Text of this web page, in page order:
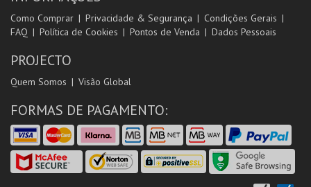
Como Comprar Privacidade & Segurança
Condições Gerais
FAQ
Política de Cookies Pontos de Venda Dados Pessoais
PROJECTO
Quem Somos Visão Global
FORMAS DE PAGAMENTO: